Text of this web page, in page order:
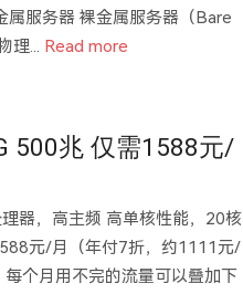
属服务器 ‌‌裸金属服务器（Bare
理... Read more
500兆 仅需1588元/
器，高主频 高单核性能，20核
元/月（年付7折，约1111元/
个月用不完的流量可以叠加下